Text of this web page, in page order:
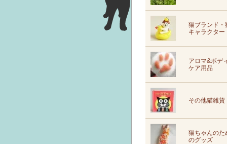
猫ブランド・
キャラクター
アロマ&ボデ
ケア用品
その他猫雑貨
猫ちゃんのた
のグッズ